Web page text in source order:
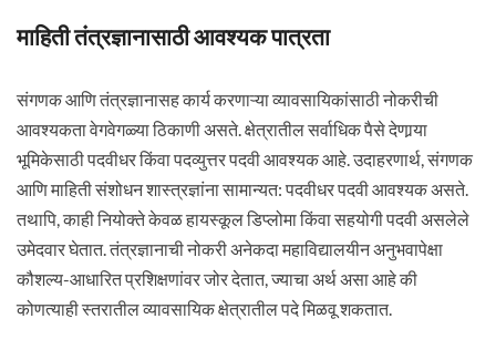
माहिती तंत्रज्ञानासाठी आवश्यक पात्रता
संगणक आणि तंत्रज्ञानासह कार्य करणाऱ्या व्यावसायिकांसाठी नोकरीची
आवश्यकता वेगवेगळ्या ठिकाणी असते. क्षेत्रातील सर्वाधिक पैसे देणार्‍या
भूमिकेसाठी पदवीधर किंवा पदव्युत्तर पदवी आवश्यक आहे. उदाहरणार्थ, संगणक
आणि माहिती संशोधन शास्त्रज्ञांना सामान्यत: पदवीधर पदवी आवश्यक असते.
तथापि, काही नियोक्ते केवळ हायस्कूल डिप्लोमा किंवा सहयोगी पदवी असलेले
उमेदवार घेतात. तंत्रज्ञानाची नोकरी अनेकदा महाविद्यालयीन अनुभवापेक्षा
कौशल्य-आधारित प्रशिक्षणांवर जोर देतात, ज्याचा अर्थ असा आहे की
कोणत्याही स्तरातील व्यावसायिक क्षेत्रातील पदे मिळवू शकतात.